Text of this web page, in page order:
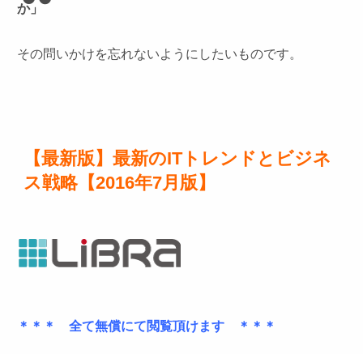
か」
その問いかけを忘れないようにしたいものです。
【最新版】最新のITトレンドとビジネ
ス戦略【2016年7月版】
＊＊＊ 全て無償にて閲覧頂けます ＊＊＊